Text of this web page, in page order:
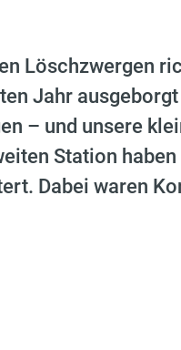
Löschzwergen
Jahr
– und unsere
Station
Dabei waren